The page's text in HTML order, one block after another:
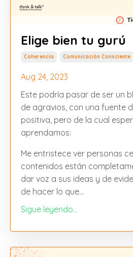
Elige bien tu gurú
Coherencia Comunicación Consciente
Aug 24, 2023
Este podría pasar de ser un
de agravios, con una fuente
positiva, pero de la cual
aprendamos:
Me entristece ver personas
contenidos están
dar voz a sus ideas y de
de hacer lo que...
Sigue leyendo...